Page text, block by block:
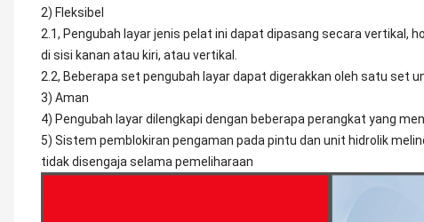
2) Fleksibel
2.1, Pengubah layar jenis pelat ini dapat dipasang secara vertikal,
di sisi kanan atau kiri, atau vertikal.
2.2, Beberapa set pengubah layar dapat digerakkan oleh satu set
3) Aman
4) Pengubah layar dilengkapi dengan beberapa perangkat yang
5) Sistem pemblokiran pengaman pada pintu dan unit hidrolik
tidak disengaja selama pemeliharaan